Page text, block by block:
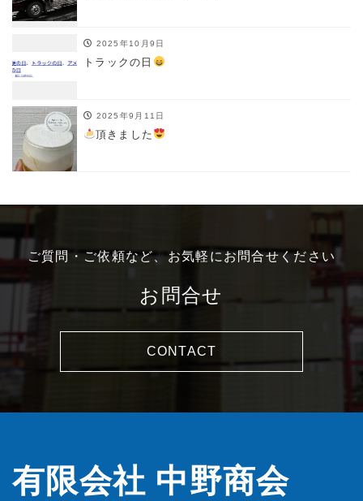
2025年10月9日
トラックの日
2025年9月11日
頂きました
ご質問・ご依頼など、お気軽にお問合せください
お問合せ
CONTACT
有限会社 中野商会